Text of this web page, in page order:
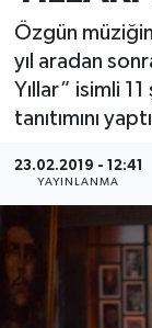
Özgün
yıl aradan
Yıllar” isimli
tanıtımını
23.02.2019 - 12:41
YAYINLANMA
GÖKTÜRK
GÜNDEM
KÜLTÜR -
MAGAZİN